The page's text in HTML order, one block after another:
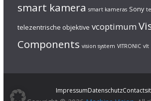
smart kamera smart kameras Sony
telezentrische objektive vcoptimum
Components vision system VITRONIC vlt
ImpressumDatenschutzContact